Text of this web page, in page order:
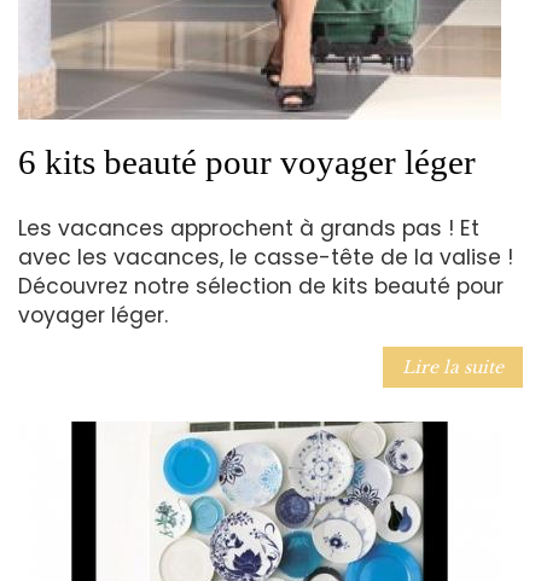
6 kits beauté pour voyager léger
Les vacances approchent à grands pas ! Et
avec les vacances, le casse-tête de la valise !
Découvrez notre sélection de kits beauté pour
voyager léger.
Lire la suite